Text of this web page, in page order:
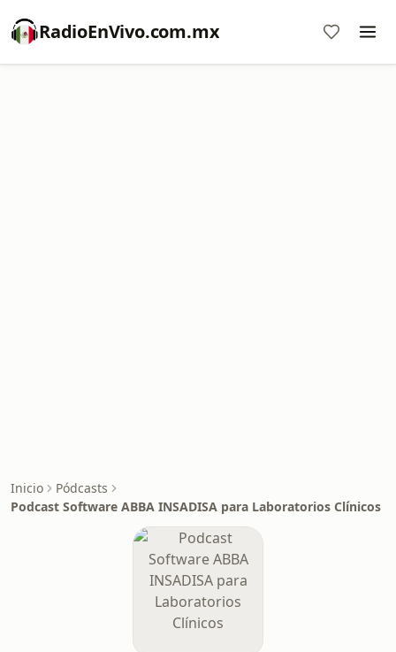
RadioEnVivo.com.mx
Inicio
Pódcasts
Podcast Software ABBA INSADISA para Laboratorios Clínicos